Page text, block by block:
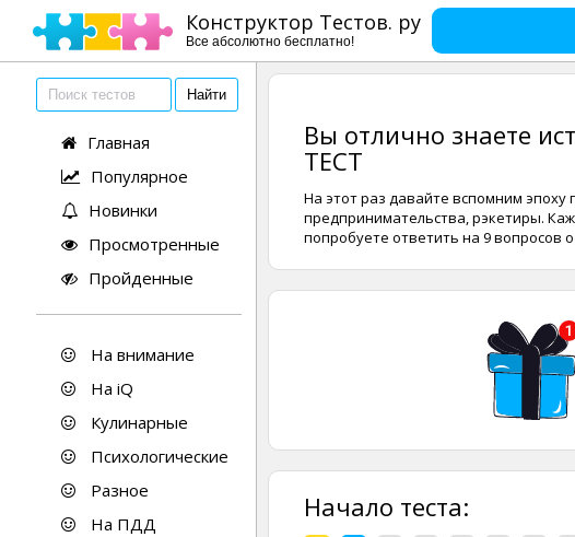
Конструктор Тестов. ру
Все абсолютно бесплатно!
Главная
Популярное
Новинки
Просмотренные
Пройденные
На внимание
На iQ
Кулинарные
Психологические
Разное
На ПДД
Вы отлично знаете
ТЕСТ
На этот раз давайте вспомним
предпринимательства, рэкетиры.
попробуете ответить на 9 вопросов
Начало теста: